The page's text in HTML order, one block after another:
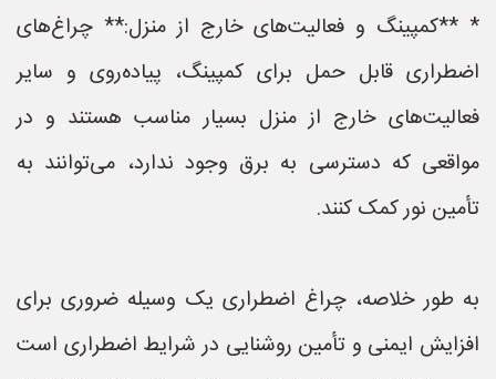
* **کمپینگ و فعالیت‌های خارج از منزل:** چراغ‌های
اضطراری قابل حمل برای کمپینگ، پیاده‌روی و سایر
فعالیت‌های خارج از منزل بسیار مناسب هستند و در
مواقعی که دسترسی به برق وجود ندارد، می‌توانند به
تأمین نور کمک کنند.
به طور خلاصه، چراغ اضطراری یک وسیله ضروری برای
افزایش ایمنی و تأمین روشنایی در شرایط اضطراری است